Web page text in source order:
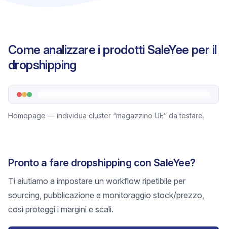
Come analizzare i prodotti SaleYee per il
dropshipping
Homepage — individua cluster “magazzino UE” da testare.
Pronto a fare dropshipping con SaleYee?
Ti aiutiamo a impostare un workflow ripetibile per
sourcing, pubblicazione e monitoraggio stock/prezzo,
così proteggi i margini e scali.